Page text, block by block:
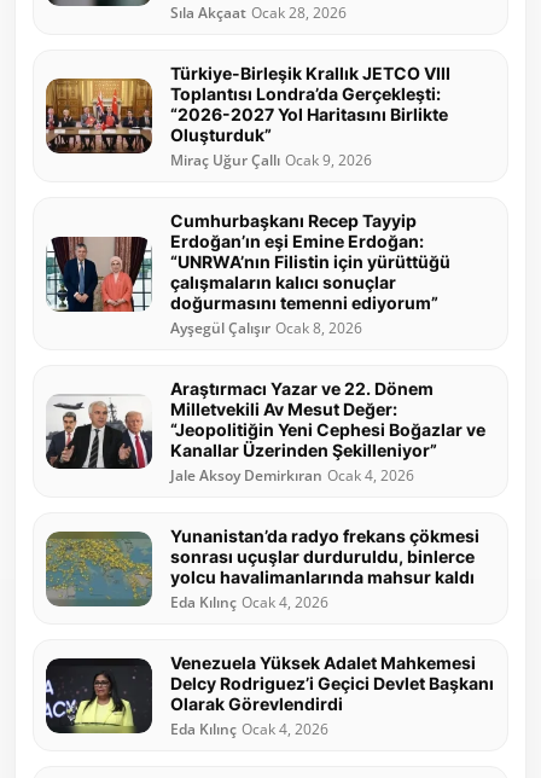
Sıla Akçaat Ocak 28, 2026
Türkiye-Birleşik Krallık JETCO VIII
Toplantısı Londra’da Gerçekleşti:
“2026-2027 Yol Haritasını Birlikte
Oluşturduk”
Miraç Uğur Çallı Ocak 9, 2026
Cumhurbaşkanı Recep Tayyip
Erdoğan’ın eşi Emine Erdoğan:
“UNRWA’nın Filistin için yürüttüğü
çalışmaların kalıcı sonuçlar
doğurmasını temenni ediyorum”
Ayşegül Çalışır Ocak 8, 2026
Araştırmacı Yazar ve 22. Dönem
Milletvekili Av Mesut Değer:
“Jeopolitiğin Yeni Cephesi Boğazlar ve
Kanallar Üzerinden Şekilleniyor”
Jale Aksoy Demirkıran Ocak 4, 2026
Yunanistan’da radyo frekans çökmesi
sonrası uçuşlar durduruldu, binlerce
yolcu havalimanlarında mahsur kaldı
Eda Kılınç Ocak 4, 2026
Venezuela Yüksek Adalet Mahkemesi
Delcy Rodriguez’i Geçici Devlet Başkanı
Olarak Görevlendirdi
Eda Kılınç Ocak 4, 2026